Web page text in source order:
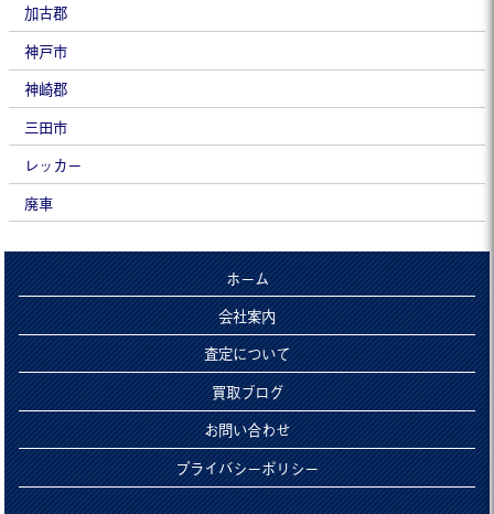
加古郡
神戸市
神崎郡
三田市
レッカー
廃車
ホーム
会社案内
査定について
買取ブログ
お問い合わせ
プライバシーポリシー